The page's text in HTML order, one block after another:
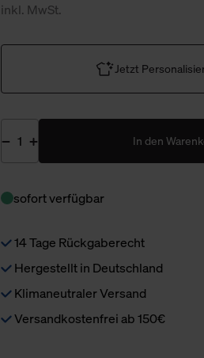
inkl. MwSt.
Jetzt
In den
sofort verfügbar
14 Tage Rückgaberecht
Hergestellt in Deutschland
Klimaneutraler Versand
Versandkostenfrei ab 150€